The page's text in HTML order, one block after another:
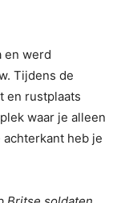
en werd
Tijdens de
en rustplaats
waar je alleen
heb je